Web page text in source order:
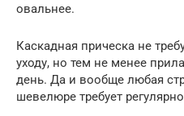
овальнее.
Каскадная прическа не
уходу, но тем не менее
день. Да и вообще любая
шевелюре требует